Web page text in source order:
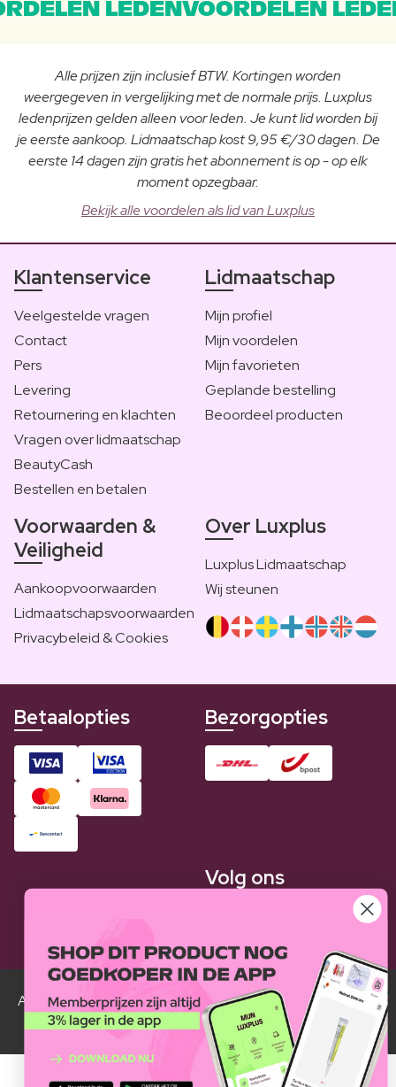
LEDENVOORDELEN
Alle prijzen zijn inclusief BTW. Kortingen worden
weergegeven in vergelijking met de normale prijs. Luxplus
ledenprijzen gelden alleen voor leden. Je kunt lid worden bij
je eerste aankoop. Lidmaatschap kost 9,95 €/30 dagen. De
eerste 14 dagen zijn gratis het abonnement is op - op elk
moment opzegbaar.
Bekijk alle voordelen als lid van Luxplus
Klantenservice
Veelgestelde vragen
Contact
Pers
Levering
Retournering en klachten
Vragen over lidmaatschap
BeautyCash
Bestellen en betalen
Lidmaatschap
Mijn profiel
Mijn voordelen
Mijn favorieten
Geplande bestelling
Beoordeel producten
Voorwaarden &
Veiligheid
Aankoopvoorwaarden
Lidmaatschapsvoorwaarden
Privacybeleid & Cookies
Over Luxplus
Luxplus Lidmaatschap
Wij steunen
Betaalopties Bezorgopties
Volg ons
Alle Luxplus ledenprijzen zijn weergegeven in vergelijking
met de normale prijzen.